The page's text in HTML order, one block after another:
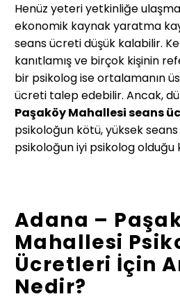
Henüz yeteri yetkinliğe
ekonomik kaynak yaratma
seans ücreti düşük kalabilir.
kanıtlamış ve birçok kişinin
bir psikolog ise ortalamanın
ücreti talep edebilir. Ancak,
Paşaköy Mahallesiseans
psikoloğun kötü, yüksek
psikoloğun iyi psikolog olduğu
Adana –
Mahallesi
Ücretleri İçin
Nedir?